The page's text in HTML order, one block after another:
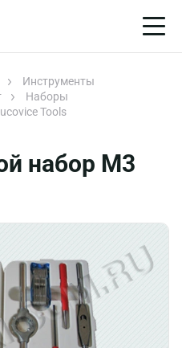
Инструменты
Наборы
Tools
набор М3